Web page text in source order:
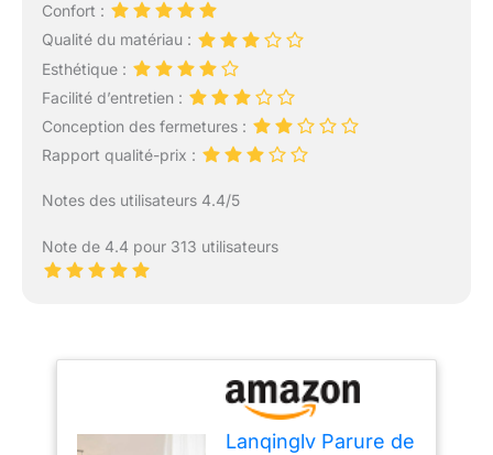
Confort :
Qualité du matériau :
Esthétique :
Facilité d’entretien :
Conception des fermetures :
Rapport qualité-prix :
Notes des utilisateurs 4.4/5
Note de 4.4 pour 313 utilisateurs
Lanqinglv Parure de